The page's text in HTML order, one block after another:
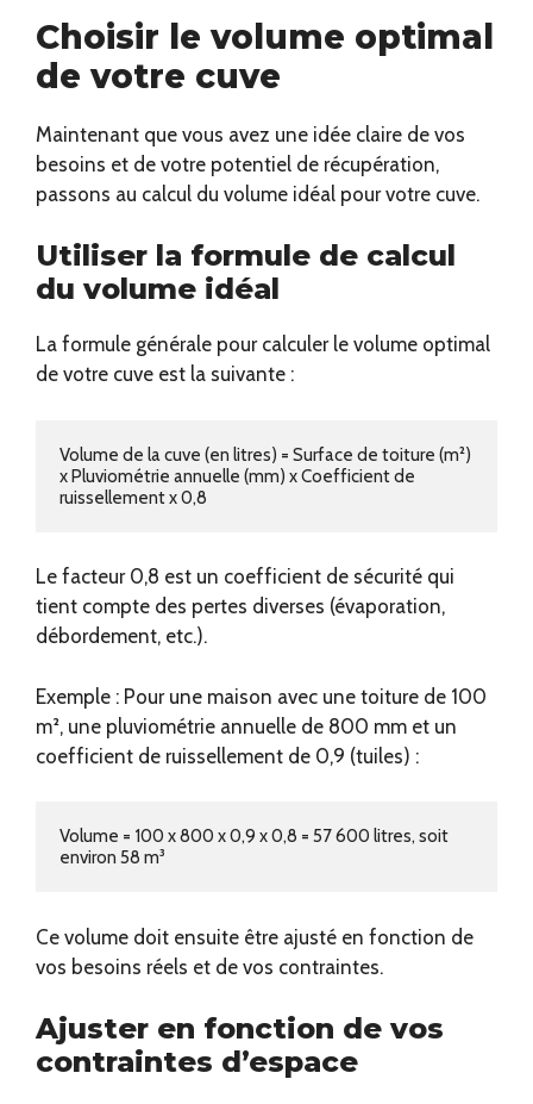
Choisir le volume optimal
de votre cuve
Maintenant que vous avez une idée claire de vos
besoins et de votre potentiel de récupération,
passons au calcul du volume idéal pour votre cuve.
Utiliser la formule de calcul
du volume idéal
La formule générale pour calculer le volume optimal
de votre cuve est la suivante :
Volume de la cuve (en litres) = Surface de toiture (m²)
x Pluviométrie annuelle (mm) x Coefficient de
ruissellement x 0,8
Le facteur 0,8 est un coefficient de sécurité qui
tient compte des pertes diverses (évaporation,
débordement, etc.).
Exemple : Pour une maison avec une toiture de 100
m², une pluviométrie annuelle de 800 mm et un
coefficient de ruissellement de 0,9 (tuiles) :
Volume = 100 x 800 x 0,9 x 0,8 = 57 600 litres, soit
environ 58 m³
Ce volume doit ensuite être ajusté en fonction de
vos besoins réels et de vos contraintes.
Ajuster en fonction de vos
contraintes d’espace